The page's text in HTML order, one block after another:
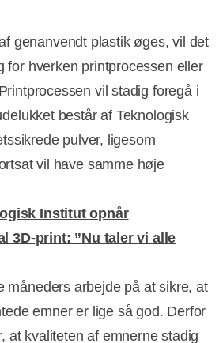
genanvendt plastik øges, vil det
for hverken printprocessen eller
vil stadig foregå i
består af Teknologisk
pulver, ligesom
vil have samme høje
Institut opnår
3D-print: ”Nu taler vi alle
måneders arbejde på at sikre, at
emner er lige så god. Derfor
at kvaliteten af emnerne stadig